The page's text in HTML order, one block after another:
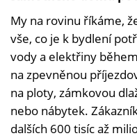
My na rovinu říkáme,
vše, co je k bydlení
vody a elektřiny
na zpevněnou
na ploty, zámkovou
nebo nábytek.
dalších 600 tisíc až